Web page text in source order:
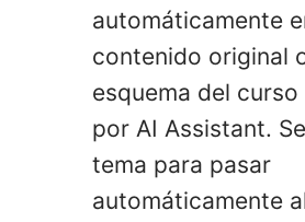
automáticamente
contenido original
esquema del
por AI Assistant.
tema para pasar
automáticamente